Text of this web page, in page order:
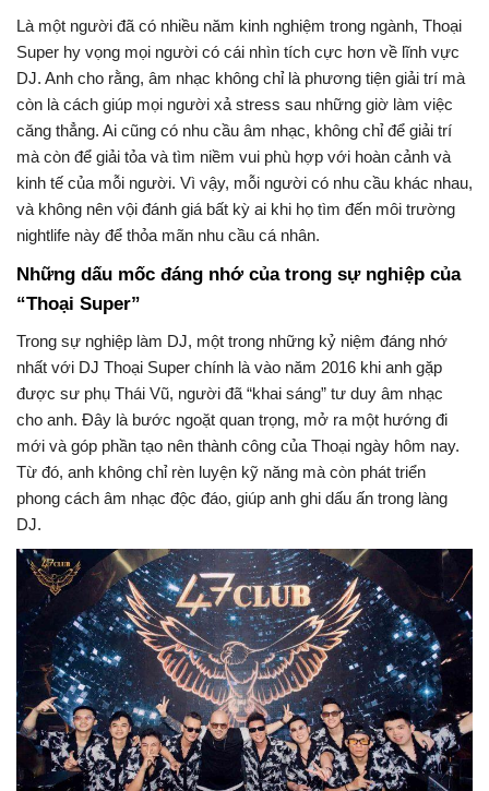
Là một người đã có nhiều năm kinh nghiệm trong ngành, Thoại
Super hy vọng mọi người có cái nhìn tích cực hơn về lĩnh vực
DJ. Anh cho rằng, âm nhạc không chỉ là phương tiện giải trí mà
còn là cách giúp mọi người xả stress sau những giờ làm việc
căng thẳng. Ai cũng có nhu cầu âm nhạc, không chỉ để giải trí
mà còn để giải tỏa và tìm niềm vui phù hợp với hoàn cảnh và
kinh tế của mỗi người. Vì vậy, mỗi người có nhu cầu khác nhau,
và không nên vội đánh giá bất kỳ ai khi họ tìm đến môi trường
nightlife này để thỏa mãn nhu cầu cá nhân.
Những dấu mốc đáng nhớ của trong sự nghiệp của
“Thoại Super”
Trong sự nghiệp làm DJ, một trong những kỷ niệm đáng nhớ
nhất với DJ Thoại Super chính là vào năm 2016 khi anh gặp
được sư phụ Thái Vũ, người đã “khai sáng” tư duy âm nhạc
cho anh. Đây là bước ngoặt quan trọng, mở ra một hướng đi
mới và góp phần tạo nên thành công của Thoại ngày hôm nay.
Từ đó, anh không chỉ rèn luyện kỹ năng mà còn phát triển
phong cách âm nhạc độc đáo, giúp anh ghi dấu ấn trong làng
DJ.